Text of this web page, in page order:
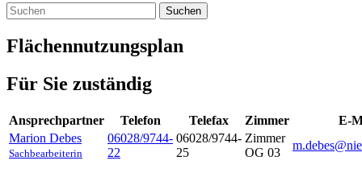
Suchen
Flächennutzungsplan
Für Sie zuständig
Ansprechpartner Telefon Telefax Zimmer
E-
Marion Debes
Sachbearbeiterin
06028/9744-
22
06028/9744-
25
Zimmer
OG 03